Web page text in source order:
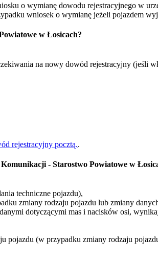
o wymianę dowodu rejestracyjnego w
wniosek o wymianę jeżeli pojazdem
w Łosicach?
na nowy dowód rejestracyjny (jeśli
rejestracyjny pocztą..
- Starostwo Powiatowe w
techniczne pojazdu),
zmiany rodzaju pojazdu lub zmiany
dotyczącymi mas i nacisków osi,
pojazdu (w przypadku zmiany rodzaju